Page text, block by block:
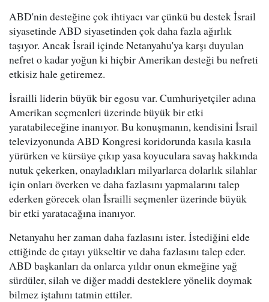
ABD'nin desteğine çok ihtiyacı var çünkü bu destek İsrail
siyasetinde ABD siyasetinden çok daha fazla ağırlık
taşıyor. Ancak İsrail içinde Netanyahu'ya karşı duyulan
nefret o kadar yoğun ki hiçbir Amerikan desteği bu nefreti
etkisiz hale getiremez.
İsrailli liderin büyük bir egosu var. Cumhuriyetçiler adına
Amerikan seçmenleri üzerinde büyük bir etki
yaratabileceğine inanıyor. Bu konuşmanın, kendisini İsrail
televizyonunda ABD Kongresi koridorunda kasıla kasıla
yürürken ve kürsüye çıkıp yasa koyuculara savaş hakkında
nutuk çekerken, onayladıkları milyarlarca dolarlık silahlar
için onları överken ve daha fazlasını yapmalarını talep
ederken görecek olan İsrailli seçmenler üzerinde büyük
bir etki yaratacağına inanıyor.
Netanyahu her zaman daha fazlasını ister. İstediğini elde
ettiğinde de çıtayı yükseltir ve daha fazlasını talep eder.
ABD başkanları da onlarca yıldır onun ekmeğine yağ
sürdüler, silah ve diğer maddi desteklere yönelik doymak
bilmez iştahını tatmin ettiler.